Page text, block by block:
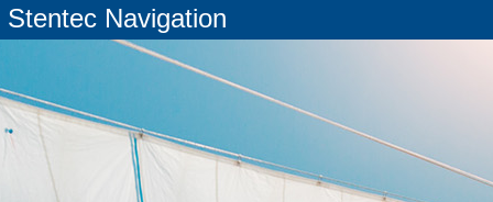
Stentec Navigation